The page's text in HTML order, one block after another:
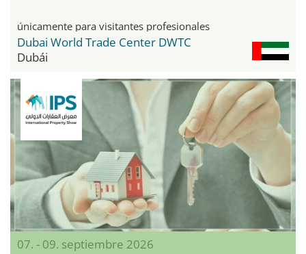
únicamente para visitantes profesionales
Dubai World Trade Center DWTC
Dubái
07. - 09. septiembre 2026